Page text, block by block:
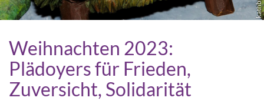
Weihnachten 2023:
Plädoyers für Frieden,
Zuversicht, Solidarität